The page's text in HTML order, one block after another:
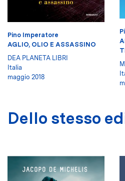
Pino Imperatore
AGLIO, OLIO E ASSASSINO
DEA PLANETA LIBRI
Italia
maggio 2018
Dello stesso